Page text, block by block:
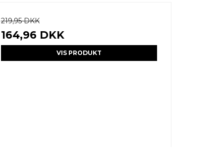
219,95 DKK
164,96 DKK
VIS PRODUKT